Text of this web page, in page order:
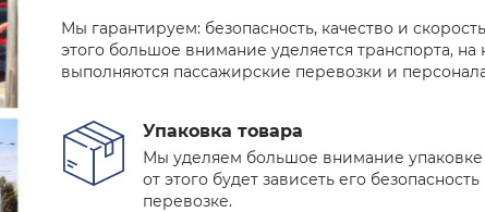
Мы гарантируем: безопасность, качество и
этого большое внимание уделяется транспорта, на
выполняются пассажирские перевозки и
Упаковка товара
Мы уделяем большое внимание упаковке
от этого будет зависеть его
перевозке.